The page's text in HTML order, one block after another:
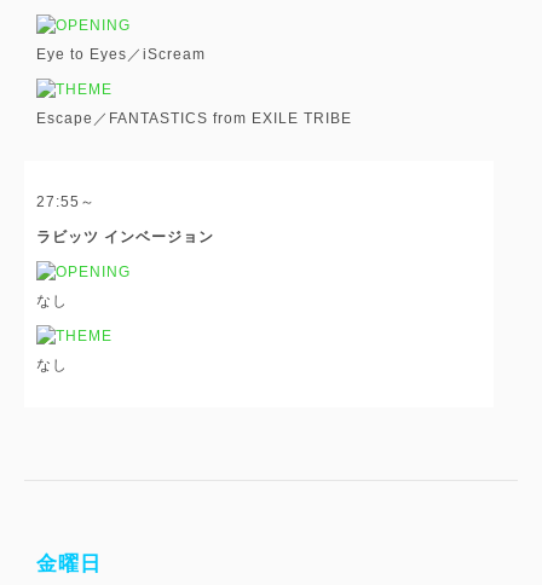
Eye to Eyes／iScream
Escape／FANTASTICS from EXILE TRIBE
27:55～
ラビッツ インベージョン
なし
なし
金曜日